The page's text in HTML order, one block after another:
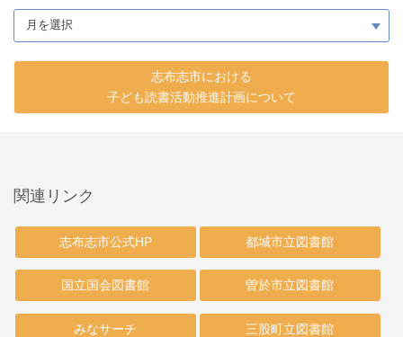
志布志市における
子ども読書活動推進計画について
関連リンク
志布志市公式HP
国立国会図書館
みなサーチ
都城市立図書館
曽於市立図書館
三股町立図書館